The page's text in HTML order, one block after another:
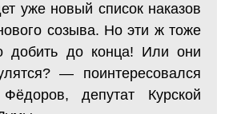
уже новый список наказов
созыва. Но эти ж тоже
добить до конца! Или они
— поинтересовался
депутат Курской